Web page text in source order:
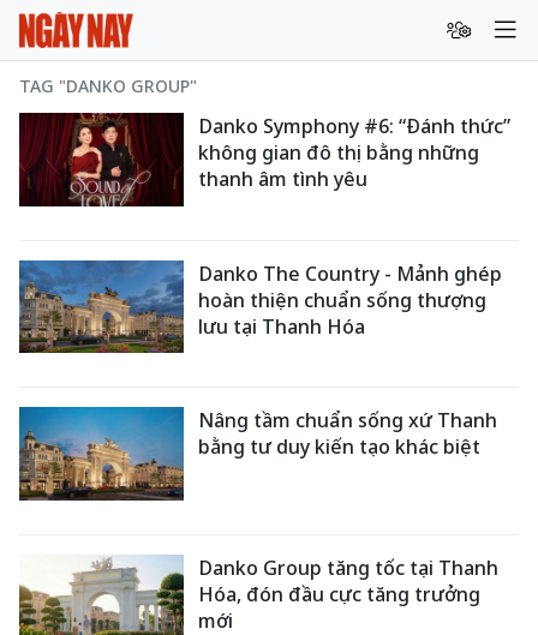
TAG "DANKO GROUP"
Danko Symphony #6: “Đánh thức”
không gian đô thị bằng những
thanh âm tình yêu
Danko The Country - Mảnh ghép
hoàn thiện chuẩn sống thượng
lưu tại Thanh Hóa
Nâng tầm chuẩn sống xứ Thanh
bằng tư duy kiến tạo khác biệt
Danko Group tăng tốc tại Thanh
Hóa, đón đầu cực tăng trưởng
mới